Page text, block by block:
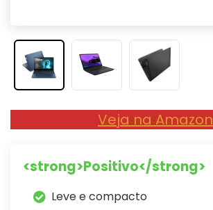
Veja na Amazon
<strong>Positivo</strong>
Leve e compacto